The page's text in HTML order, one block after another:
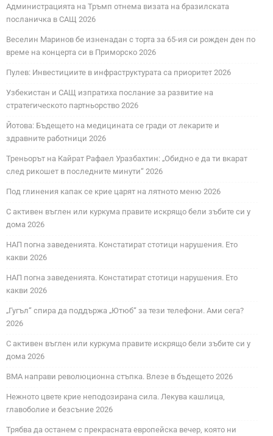
Администрацията на Тръмп отнема визата на бразилската
посланичка в САЩ 2026
Веселин Маринов бе изненадан с торта за 65-ия си рожден ден по
време на концерта си в Приморско 2026
Пулев: Инвестициите в инфраструктурата са приоритет 2026
Узбекистан и САЩ изпратиха послание за развитие на
стратегическото партньорство 2026
Йотова: Бъдещето на медицината се гради от лекарите и
здравните работници 2026
Треньорът на Кайрат Рафаел Уразбахтин: „Обидно е да ти вкарат
след рикошет в последните минути“ 2026
Под глинения капак се крие царят на лятното меню 2026
С активен въглен или куркума правите искрящо бели зъбите си у
дома 2026
НАП погна заведенията. Констатират стотици нарушения. Ето
какви 2026
НАП погна заведенията. Констатират стотици нарушения. Ето
какви 2026
„Гугъл“ спира да поддържа „Ютюб“ за тези телефони. Ами сега?
2026
С активен въглен или куркума правите искрящо бели зъбите си у
дома 2026
ВМА направи революционна стъпка. Влезе в бъдещето 2026
Нежното цвете крие неподозирана сила. Лекува кашлица,
главоболие и безсъние 2026
Трябва да останем с прекрасната европейска вечер, която ни